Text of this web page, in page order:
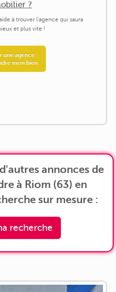
?
à trouver l'agence qui saura
et plus vite !
une agence
mon bien
annonces de
à Riom (63) en
sur mesure :
recherche